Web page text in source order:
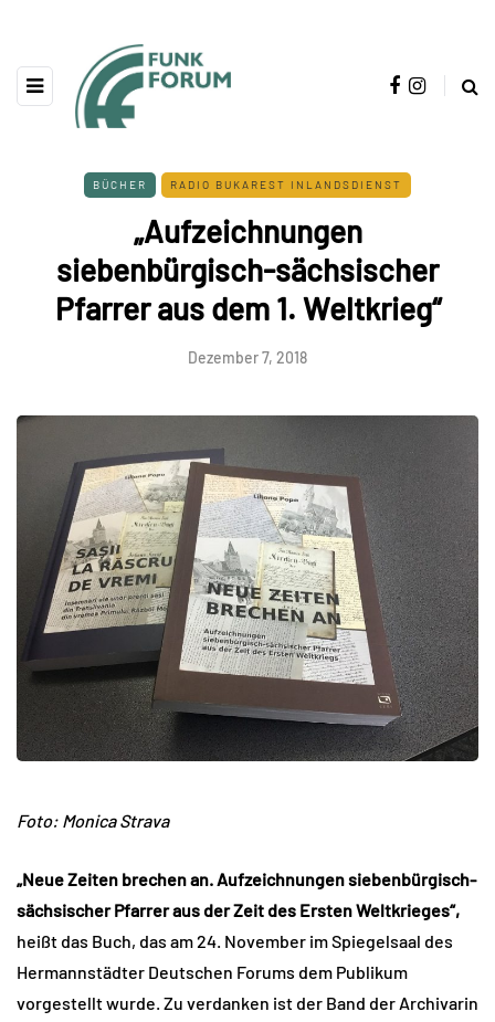
BÜCHER RADIO BUKAREST INLANDSDIENST
„Aufzeichnungen
siebenbürgisch-sächsischer
Pfarrer aus dem 1. Weltkrieg“
Dezember 7, 2018
Foto: Monica Strava
„Neue Zeiten brechen an. Aufzeichnungen siebenbürgisch-
sächsischer Pfarrer aus der Zeit des Ersten Weltkrieges“,
heißt das Buch, das am 24. November im Spiegelsaal des
Hermannstädter Deutschen Forums dem Publikum
vorgestellt wurde. Zu verdanken ist der Band der Archivarin